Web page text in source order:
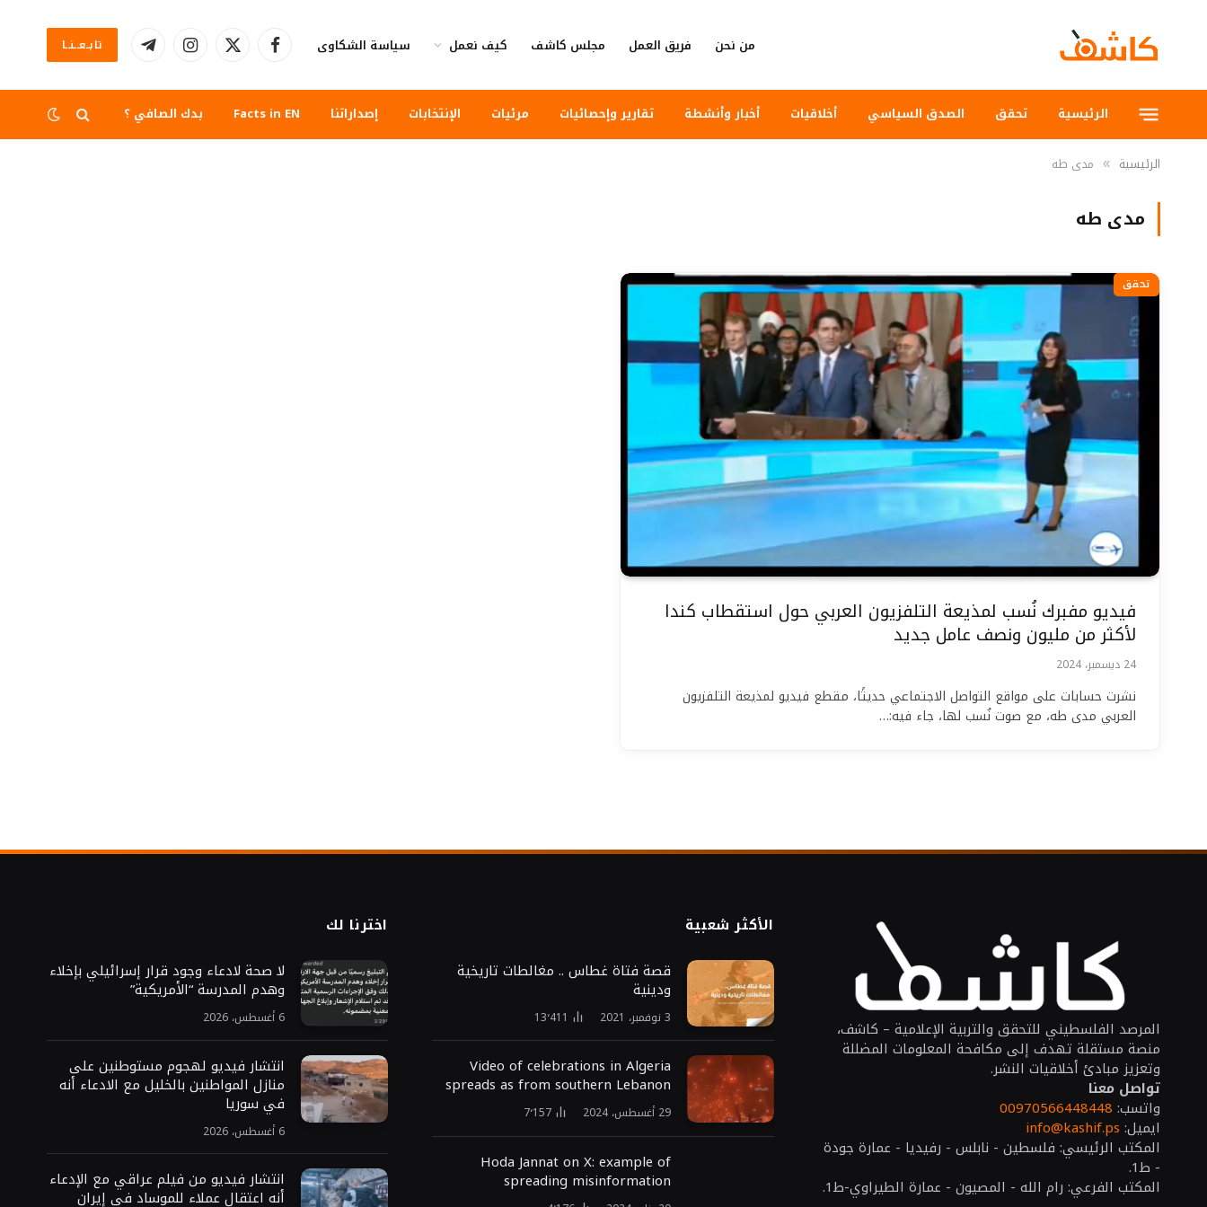
من نحن فريق العمل مجلس كاشف كيف نعمل سياسة الشكاوى فيسبوكX الانستغرامتيلقرام تابــعــنــا
الرئيسية تحقق الصدق السياسي أخلاقيات أخبار وأنشطة تقارير وإحصائيات مرئيات الإنتخابات إصداراتنا Facts in EN بدك الصافي ؟
الرئيسية » مدى طه
مدى طه
تحقق
فيديو مفبرك نُسب لمذيعة التلفزيون العربي حول استقطاب كندا
لأكثر من مليون ونصف عامل جديد
24 ديسمبر، 2024
نشرت حسابات على مواقع التواصل الاجتماعي حديثًا، مقطع فيديو لمذيعة التلفزيون
العربي مدى طه، مع صوت نُسب لها، جاء فيه:…
المرصد الفلسطيني للتحقق والتربية الإعلامية – كاشف،
منصة مستقلة تهدف إلى مكافحة المعلومات المضللة
وتعزيز مبادئ أخلاقيات النشر.
تواصل معنا
واتسب: 00970566448448
ايميل: info@kashif.ps
المكتب الرئيسي: فلسطين - نابلس - رفيديا - عمارة جودة
- ط1.
المكتب الفرعي: رام الله - المصيون - عمارة الطيراوي-ط1.
الأكثر شعبية
قصة فتاة غطاس .. مغالطات تاريخية
ودينية
3 نوفمبر، 2021 13٬411
Video of celebrations in Algeria
spreads as from southern Lebanon
29 أغسطس، 2024 7٬157
Hoda Jannat on X: example of
spreading misinformation
اخترنا لك
لا صحة لادعاء وجود قرار إسرائيلي بإخلاء
وهدم المدرسة “الأمريكية”
6 أغسطس، 2026
انتشار فيديو لهجوم مستوطنين على
منازل المواطنين بالخليل مع الادعاء أنه
في سوريا
6 أغسطس، 2026
انتشار فيديو من فيلم عراقي مع الإدعاء
أنه اعتقال عملاء للموساد في إيران